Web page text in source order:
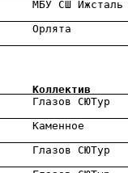
Глазов
Каменное